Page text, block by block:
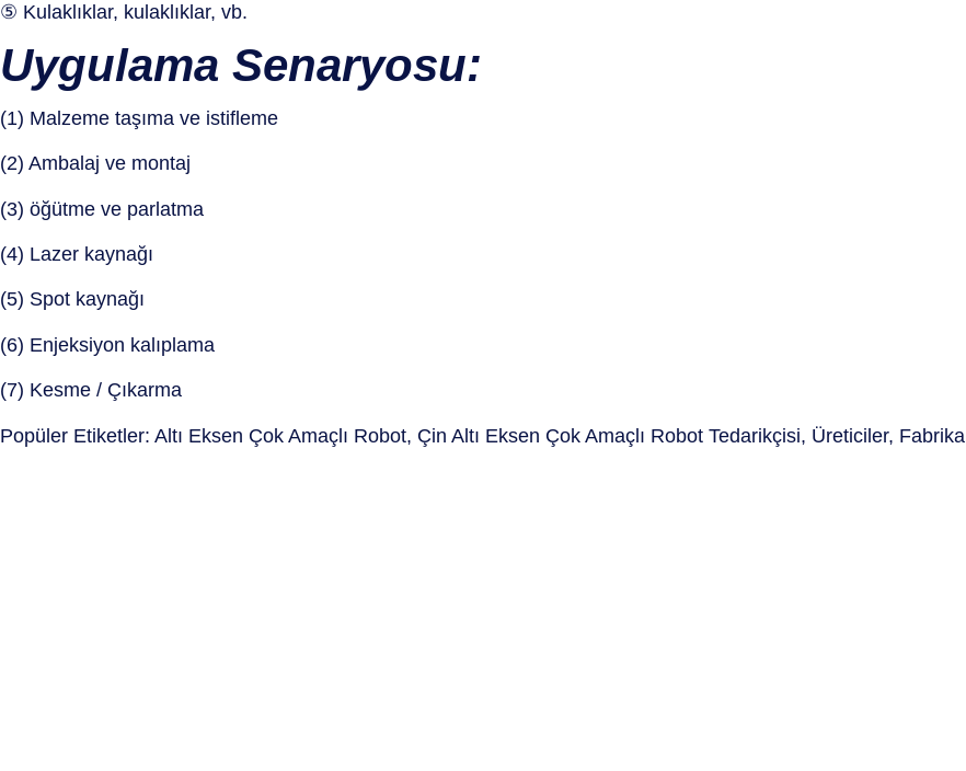
⑤ Kulaklıklar, kulaklıklar, vb.
Uygulama Senaryosu:
(1) Malzeme taşıma ve istifleme
(2) Ambalaj ve montaj
(3) öğütme ve parlatma
(4) Lazer kaynağı
(5) Spot kaynağı
(6) Enjeksiyon kalıplama
(7) Kesme / Çıkarma
Popüler Etiketler: Altı Eksen Çok Amaçlı Robot, Çin Altı Eksen Çok Amaçlı Robot Tedarikçisi, Üreticiler, Fabrika